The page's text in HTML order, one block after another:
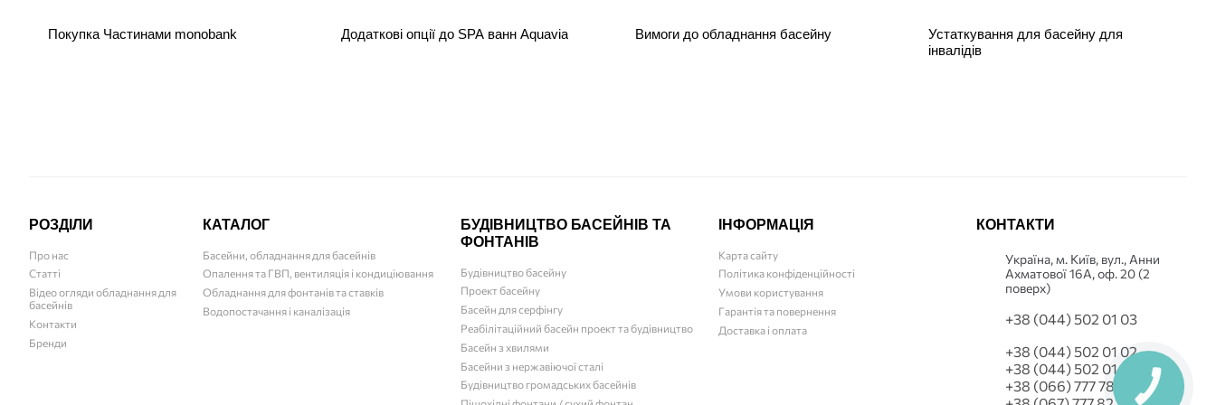
Покупка Частинами monobank Додаткові опції до SPA ванн Aquavia Вимоги до обладнання басейну
Устаткування для басейну для
інвалідів
РОЗДІЛИ
Про нас
Статті
Відео огляди обладнання для
басейнів
Контакти
Бренди
КАТАЛОГ
Басейни, обладнання для басейнів
Опалення та ГВП, вентиляція і кондиціювання
Обладнання для фонтанів та ставків
Водопостачання і каналізація
БУДІВНИЦТВО БАСЕЙНІВ ТА
ФОНТАНІВ
Будівництво басейну
Проект басейну
Басейн для серфінгу
Реабілітаційний басейн проект та будівництво
Басейн з хвилями
Басейни з нержавіючої сталі
Будівництво громадських басейнів
ІНФОРМАЦІЯ
Карта сайту
Політика конфіденційності
Умови користування
Гарантія та повернення
Доставка і оплата
КОНТАКТИ
Українa, м. Київ, вул., Анни
Ахматової 16А, оф. 20 (2
поверх)
+38 (044) 502 01 03
+38 (044) 502 01 02
+38 (044) 502 01 03
+38 (066) 777 78 42